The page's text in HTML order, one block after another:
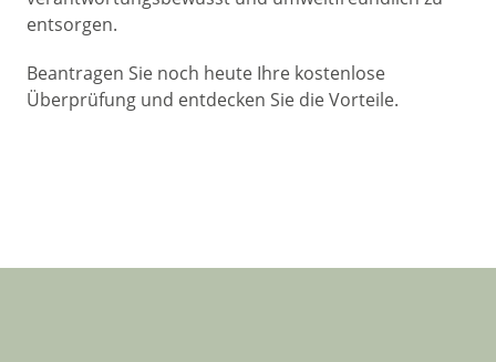
entsorgen.
Beantragen Sie noch heute Ihre kostenlose
Überprüfung und entdecken Sie die Vorteile.